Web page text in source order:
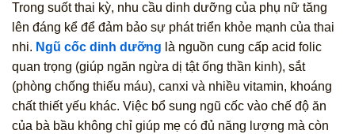
Trong suốt thai kỳ, nhu cầu dinh dưỡng của phụ nữ tăng
lên đáng kể để đảm bảo sự phát triển khỏe mạnh của thai
nhi. Ngũ cốc dinh dưỡng là nguồn cung cấp acid folic
quan trọng (giúp ngăn ngừa dị tật ống thần kinh), sắt
(phòng chống thiếu máu), canxi và nhiều vitamin, khoáng
chất thiết yếu khác. Việc bổ sung ngũ cốc vào chế độ ăn
của bà bầu không chỉ giúp mẹ có đủ năng lượng mà còn